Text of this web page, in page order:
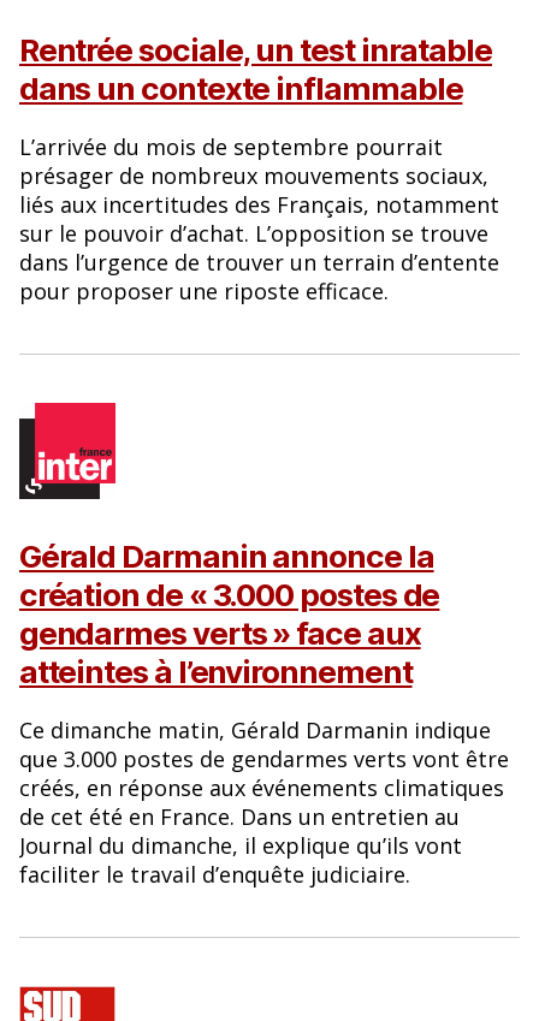
Rentrée sociale, un test inratable
dans un contexte inflammable
L’arrivée du mois de septembre pourrait
présager de nombreux mouvements sociaux,
liés aux incertitudes des Français, notamment
sur le pouvoir d’achat. L’opposition se trouve
dans l’urgence de trouver un terrain d’entente
pour proposer une riposte efficace.
Gérald Darmanin annonce la
création de « 3.000 postes de
gendarmes verts » face aux
atteintes à l’environnement
Ce dimanche matin, Gérald Darmanin indique
que 3.000 postes de gendarmes verts vont être
créés, en réponse aux événements climatiques
de cet été en France. Dans un entretien au
Journal du dimanche, il explique qu’ils vont
faciliter le travail d’enquête judiciaire.